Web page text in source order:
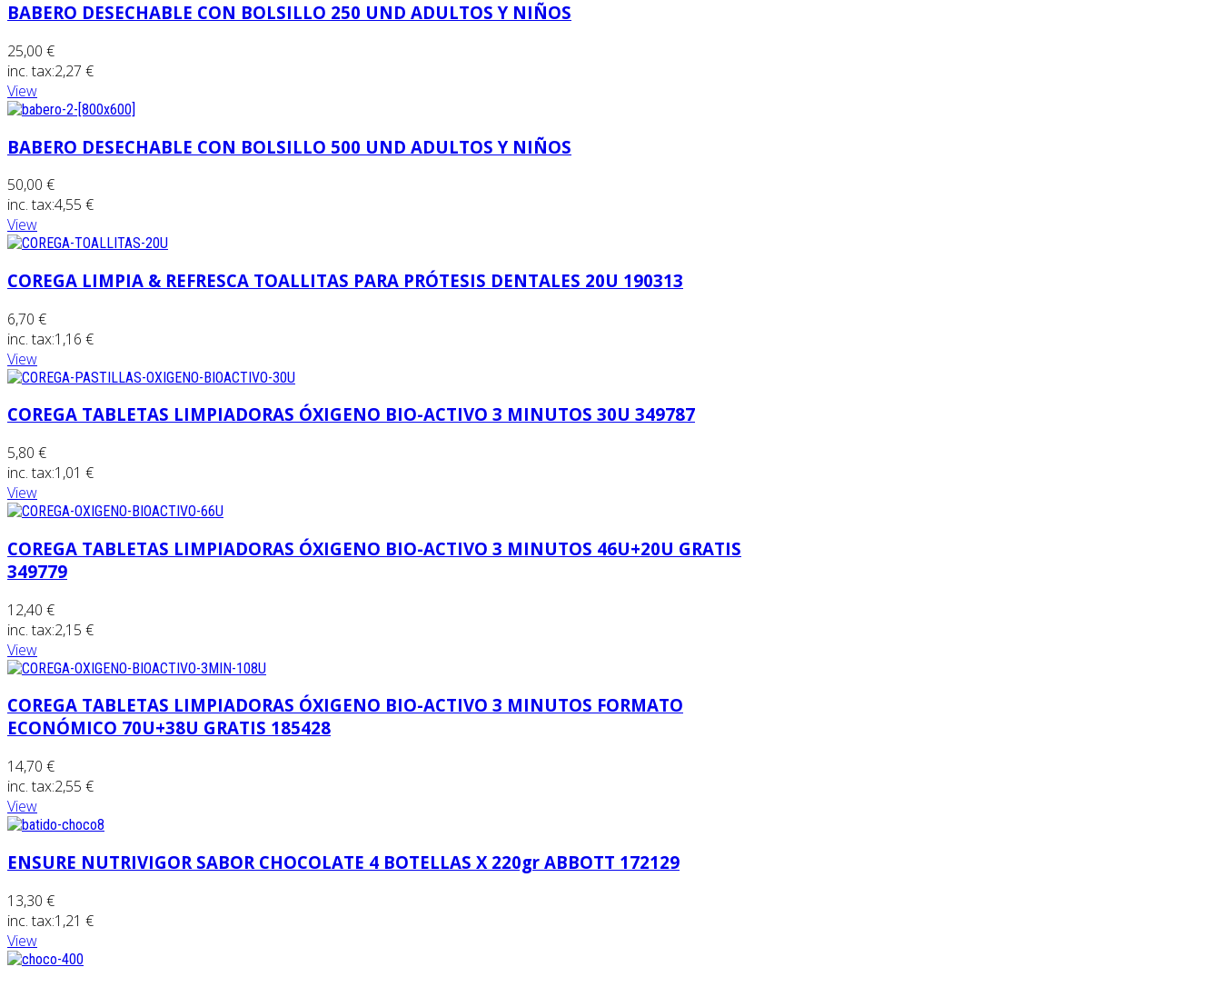
BABERO DESECHABLE CON BOLSILLO 250 UND ADULTOS Y NIÑOS
25,00 €
inc. tax:2,27 €
View
BABERO DESECHABLE CON BOLSILLO 500 UND ADULTOS Y NIÑOS
50,00 €
inc. tax:4,55 €
View
COREGA LIMPIA & REFRESCA TOALLITAS PARA PRÓTESIS DENTALES 20U 190313
6,70 €
inc. tax:1,16 €
View
COREGA TABLETAS LIMPIADORAS ÓXIGENO BIO-ACTIVO 3 MINUTOS 30U 349787
5,80 €
inc. tax:1,01 €
View
COREGA TABLETAS LIMPIADORAS ÓXIGENO BIO-ACTIVO 3 MINUTOS 46U+20U GRATIS
349779
12,40 €
inc. tax:2,15 €
View
COREGA TABLETAS LIMPIADORAS ÓXIGENO BIO-ACTIVO 3 MINUTOS FORMATO
ECONÓMICO 70U+38U GRATIS 185428
14,70 €
inc. tax:2,55 €
View
ENSURE NUTRIVIGOR SABOR CHOCOLATE 4 BOTELLAS X 220gr ABBOTT 172129
13,30 €
inc. tax:1,21 €
View